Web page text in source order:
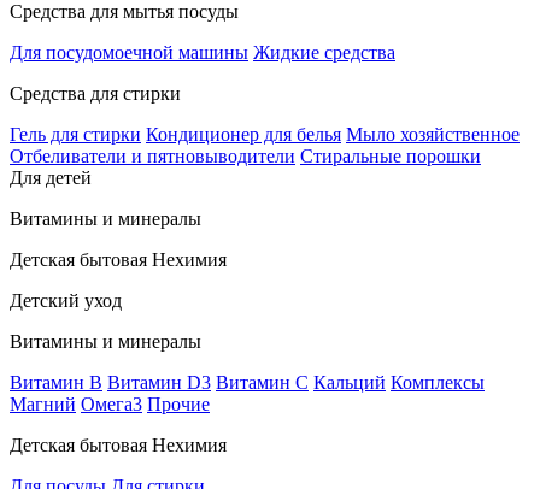
Средства для мытья посуды
Для посудомоечной машины Жидкие средства
Средства для стирки
Гель для стирки Кондиционер для белья Мыло хозяйственное
Отбеливатели и пятновыводители Стиральные порошки
Для детей
Витамины и минералы
Детская бытовая Нехимия
Детский уход
Витамины и минералы
Витамин В Витамин D3 Витамин С Кальций Комплексы
Магний Омега3 Прочие
Детская бытовая Нехимия